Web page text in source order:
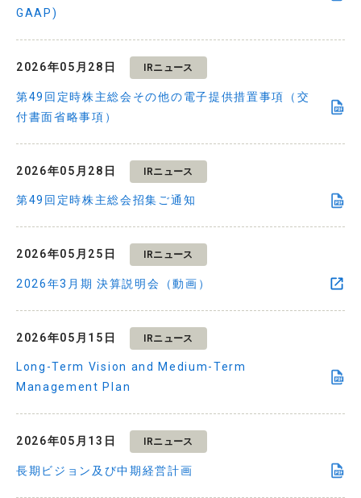
GAAP)
2026年05月28日 IRニュース
第49回定時株主総会その他の電子提供措置事項（交
付書面省略事項）
2026年05月28日 IRニュース
第49回定時株主総会招集ご通知
2026年05月25日 IRニュース
2026年3月期 決算説明会（動画）
2026年05月15日 IRニュース
Long-Term Vision and Medium-Term
Management Plan
2026年05月13日 IRニュース
長期ビジョン及び中期経営計画